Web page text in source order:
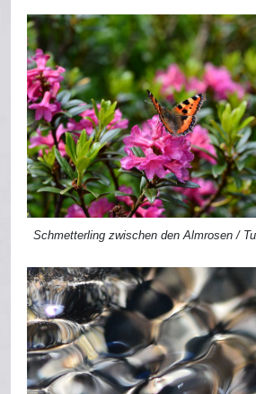
Schmetterling zwischen den Almrosen /